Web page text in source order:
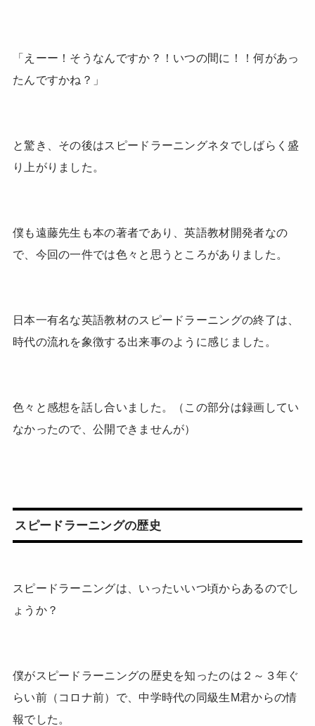
「えーー！そうなんですか？！いつの間に！！何があっ
たんですかね？」
と驚き、その後はスピードラーニングネタでしばらく盛
り上がりました。
僕も遠藤先生も本の著者であり、英語教材開発者なの
で、今回の一件では色々と思うところがありました。
日本一有名な英語教材のスピードラーニングの終了は、
時代の流れを象徴する出来事のように感じました。
色々と感想を話し合いました。（この部分は録画してい
なかったので、公開できませんが）
スピードラーニングの歴史
スピードラーニングは、いったいいつ頃からあるのでし
ょうか？
僕がスピードラーニングの歴史を知ったのは２～３年ぐ
らい前（コロナ前）で、中学時代の同級生M君からの情
報でした。